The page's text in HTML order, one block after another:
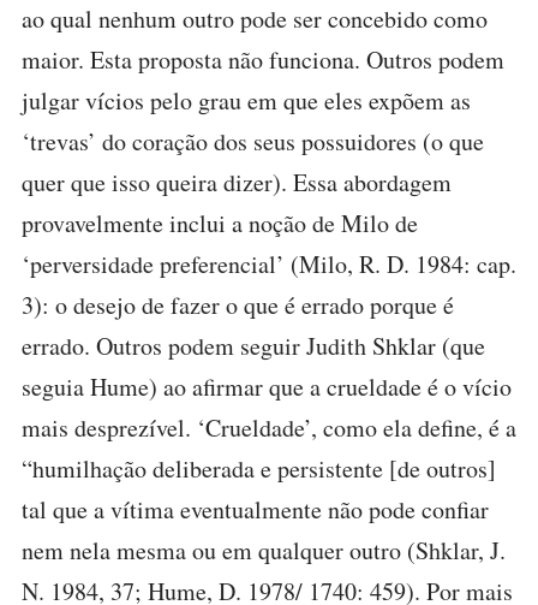
ao qual nenhum outro pode ser concebido como
maior. Esta proposta não funciona. Outros podem
julgar vícios pelo grau em que eles expõem as
‘trevas’ do coração dos seus possuidores (o que
quer que isso queira dizer). Essa abordagem
provavelmente inclui a noção de Milo de
‘perversidade preferencial’ (Milo, R. D. 1984: cap.
3): o desejo de fazer o que é errado porque é
errado. Outros podem seguir Judith Shklar (que
seguia Hume) ao afirmar que a crueldade é o vício
mais desprezível. ‘Crueldade’, como ela define, é a
“humilhação deliberada e persistente [de outros]
tal que a vítima eventualmente não pode confiar
nem nela mesma ou em qualquer outro (Shklar, J.
N. 1984, 37; Hume, D. 1978/ 1740: 459). Por mais